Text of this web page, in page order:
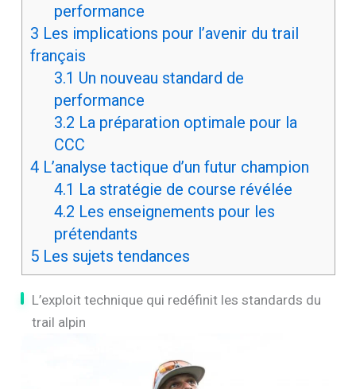
performance
3 Les implications pour l’avenir du trail
français
3.1 Un nouveau standard de
performance
3.2 La préparation optimale pour la
CCC
4L’analyse tactique d’un futur champion
4.1 La stratégie de course révélée
4.2 Les enseignements pour les
prétendants
5Les sujets tendances
L’exploit technique qui redéfinit les standards du
trail alpin